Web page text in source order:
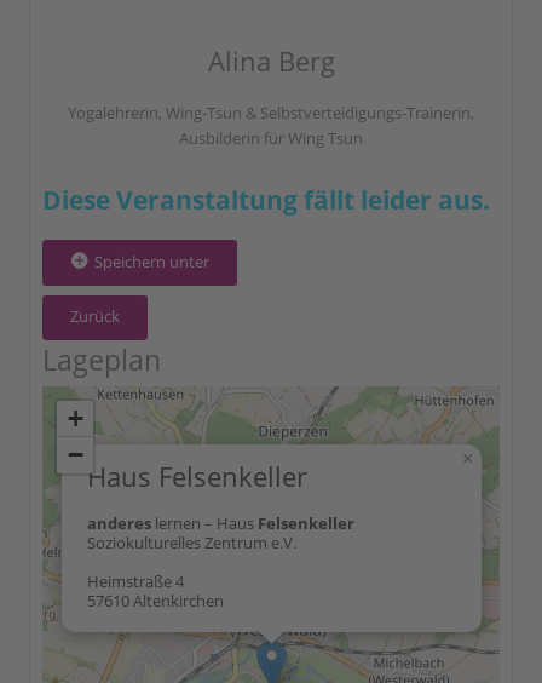
Alina Berg
Yogalehrerin, Wing-Tsun & Selbstverteidigungs-Trainerin,
Ausbilderin für Wing Tsun
Diese Veranstaltung fällt leider aus.
Speichern unter
Zurück
Lageplan
Haus Felsenkeller
anderes lernen – Haus Felsenkeller
Soziokulturelles Zentrum e.V.
Heimstraße 4
57610 Altenkirchen
×
+
−